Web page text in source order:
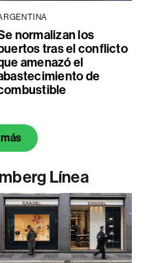
normalizan los
tras el conflicto
amenazó el
de
Línea